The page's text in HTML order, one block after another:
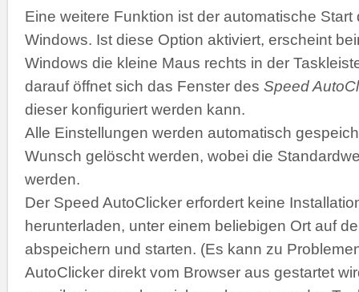
Eine weitere Funktion ist der automatische Start
Windows. Ist diese Option aktiviert, erscheint
Windows die kleine Maus rechts in der
darauf öffnet sich das Fenster des Speed
dieser konfiguriert werden kann.
Alle Einstellungen werden automatisch
Wunsch gelöscht werden, wobei die
werden.
Der Speed AutoClicker erfordert keine
herunterladen, unter einem beliebigen Ort auf
abspeichern und starten. (Es kann zu
AutoClicker direkt vom Browser aus gestartet